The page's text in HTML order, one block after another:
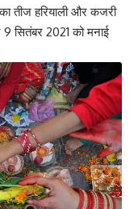
तीज हरियाली और कजरी
9 सितंबर 2021 को मनाई